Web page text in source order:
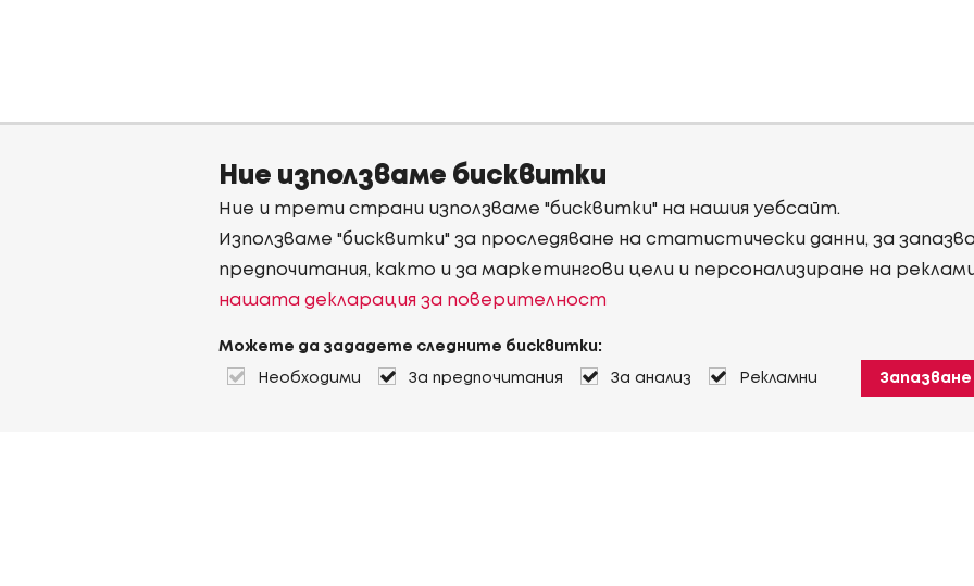
Ние използваме бисквитки
Ние и трети страни използваме "бисквитки" на нашия уебсайт.
Използваме "бисквитки" за проследяване на статистически данни, за
предпочитания, както и за маркетингови цели и персонализиране на
нашата декларация за поверителност
Можете да зададете следните бисквитки:
Необходими За предпочитания За анализ Рекламни